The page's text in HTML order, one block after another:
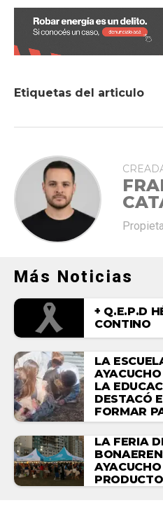
Etiquetas del articulo
Más Noticias
+ Q.E.P.D
CONTINO
LA
LA
DESTACÓ
FORMAR
LA FERIA